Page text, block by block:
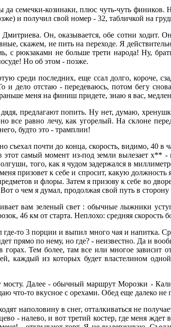
семечки-козинаки, плюс чуть-чуть фиников.
и получил свой номер - 32, табличкой на
Он, оказывается, обе сотни
скажем, не пить на переходе. Я
с рюкзаками не больше трети народа! Ну,
Но об этом - позже.
среди последних, еще ссал долго, короче,
и дело отстаю - передеваюсь, потом бегу
меня на финиш придете, знаю я вас,
предлагают попить. Ну нет, думаю,
все равно лечу, как угорелый. На склоне
будто это - трамплин!
почти до конца, скорость, видимо, 40 в
самый момент из-под земли вылезает х**
того, как я чудом задержался в
призовет к себе и спросит, какую
и флоры. Затем я призову к себе во
о чем я думал, продолжая свой путь в
вам зеленый свет : обычные лыжники
46 км от старта. Неплохо: средняя
то 3 порции и выпил много чая и напитка.
прямо по нему, но где? - неизвестно. Да и
Тем более, там все или многое зависит
каждый из которых будет властелином
мосту. Далее - обычный маршрут Морозки -
что-то вкусное с орехами. Обед еще далеко
наполовину в снег, отталкиваться не
- налево, и вот третий костер, где меня